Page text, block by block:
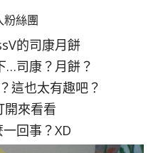
粉絲團
的司康月餅
…司康？月餅？
這也太有趣吧？
開來看看
回事？XD